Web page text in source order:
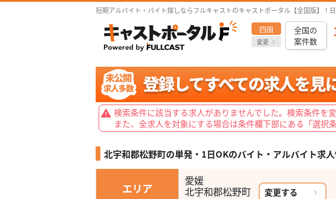
短期アルバイト・バイト探しならフルキャストのキャストポータル【全国版】！
四国
変更
全国の
案件数
検索条件に該当する求人がありませんでした。検索条件を
また、全求人を対象にする場合は条件欄下部にある「選択
北宇和郡松野町の単発・1日OKのバイト・アルバイト求
エリア
愛媛
北宇和郡松野町 変更する